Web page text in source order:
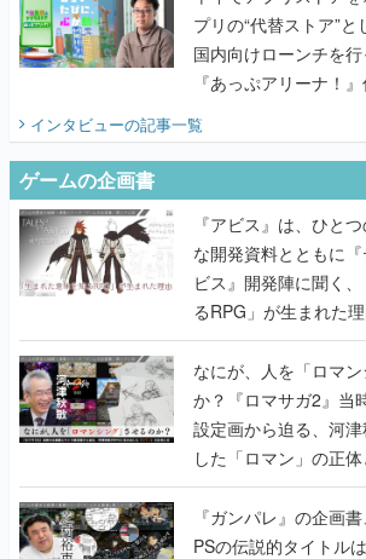
プリの“代替ストア”
国内向けローンチを
『あっぷアリーナ！
インタビューの記事一覧
ゲームの企画書
『アビス』は、ひと
な開発資料とともに
ビス』開発陣に聞く
るRPG」が生まれた
書】
なにが、人を「ロマ
か？『ロマサガ2』当
設定画から迫る、河
した「ロマン」の正
書】
『ガンパレ』の企画
PSの伝説的タイトル